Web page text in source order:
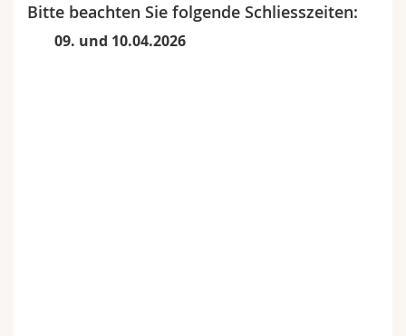
Bitte beachten Sie folgende Schliesszeiten:
09. und 10.04.2026